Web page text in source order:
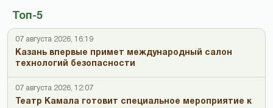
Топ-5
07 августа 2026, 16:19
Казань впервые примет международный салон
технологий безопасности
07 августа 2026, 12:07
Театр Камала готовит специальное мероприятие к